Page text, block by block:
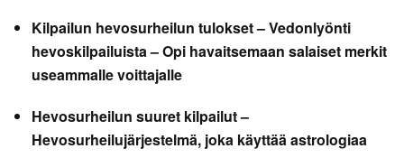
Kilpailun hevosurheilun tulokset – Vedonlyönti
hevoskilpailuista – Opi havaitsemaan salaiset merkit
useammalle voittajalle
Hevosurheilun suuret kilpailut –
Hevosurheilujärjestelmä, joka käyttää astrologiaa